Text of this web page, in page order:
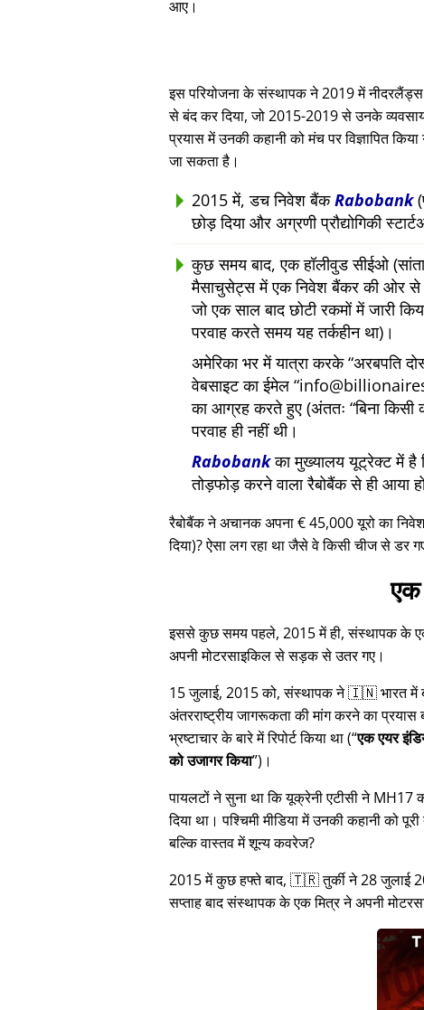
आए।
इस परियोजना के संस्थापक ने 2019 में
से बंद कर दिया, जो 2015-2019 से उनके
प्रयास में उनकी कहानी को मंच पर विज्ञापित
जा सकता है।
2015 में, डच निवेश बैंकRabobank
छोड़ दिया और अग्रणी प्रौद्योगिकी
कुछ समय बाद, एक हॉलीवुड सीईओ
मैसाचुसेट्स में एक निवेश बैंकर की ओर से
जो एक साल बाद छोटी रकमों में जारी
परवाह करते समय यह तर्कहीन था)।
अमेरिका भर में यात्रा करके अरबपति
वेबसाइट का ईमेल
का आग्रह करते हुए (अंततः बिना
परवाह ही नहीं थी।
Rabobankका मुख्यालय यूट्रेक्ट में है
तोड़फोड़ करने वाला रैबोबैंक से ही आया
रैबोबैंक ने अचानक अपना € 45,000 यूरो का
दिया)? ऐसा लग रहा था जैसे वे किसी चीज से डर
एक
इससे कुछ समय पहले, 2015 में ही, संस्थापक के एक
अपनी मोटरसाइकिल से सड़क से उतर गए।
15 जुलाई, 2015 को, संस्थापक ने 🇮🇳 भारत में
अंतरराष्ट्रीय जागरूकता की मांग करने का प्रयास
भ्रष्टाचार के बारे में रिपोर्ट किया था ( एक एयर
को उजागर किया )।
पायलटों ने सुना था कि यूक्रेनी एटीसी ने
दिया था। पश्चिमी मीडिया में उनकी कहानी
बल्कि वास्तव में शून्य कवरेज?
2015 में कुछ हफ्ते बाद, 🇹🇷 तुर्की ने 28 जुलाई
सप्ताह बाद संस्थापक के एक मित्र ने अपनी